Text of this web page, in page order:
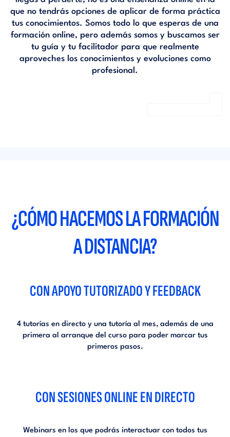
que no tendrás opciones de aplicar de forma práctica
tus conocimientos. Somos todo lo que esperas de una
formación online, pero además somos y buscamos ser
tu guía y tu facilitador para que realmente
aproveches los conocimientos y evoluciones como
profesional.
¿CÓMO HACEMOS LA FORMACIÓN
A DISTANCIA?
CON APOYO TUTORIZADO Y FEEDBACK
4 tutorías en directo y una tutoría al mes, además de una
primera al arranque del curso para poder marcar tus
primeros pasos.
CON SESIONES ONLINE EN DIRECTO
Webinars en los que podrás interactuar con todos tus